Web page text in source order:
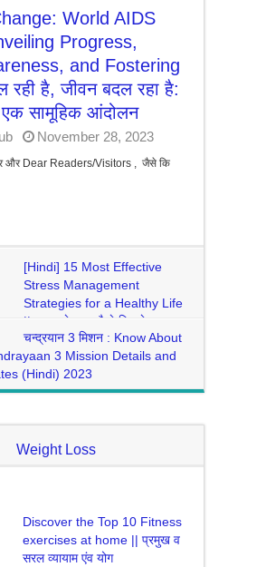
World AIDS
Progress,
and Fostering
है, जीवन बदल रहा है:
एक सामूहिक आंदोलन
November 28, 2023
पर और Dear Readers/Visitors , जैसे कि
[Hindi] 15 Most Effective
Stress Management
Strategies for a Healthy Life
|| तनाव से बाहर कैसे निकले :
रणनीतियाँ
Hub
October 24, 2023
चन्द्रयान 3 मिशन : Know About
3 Mission Details and
(Hindi) 2023
Hub
July 7, 2023
Weight Loss
Discover the Top 10 Fitness
exercises at home || प्रमुख व
सरल व्यायाम एंव योग